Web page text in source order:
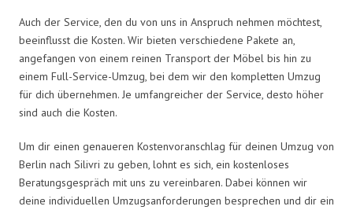
Auch der Service, den du von uns in Anspruch nehmen möchtest,
beeinflusst die Kosten. Wir bieten verschiedene Pakete an,
angefangen von einem reinen Transport der Möbel bis hin zu
einem Full-Service-Umzug, bei dem wir den kompletten Umzug
für dich übernehmen. Je umfangreicher der Service, desto höher
sind auch die Kosten.
Um dir einen genaueren Kostenvoranschlag für deinen Umzug von
Berlin nach Silivri zu geben, lohnt es sich, ein kostenloses
Beratungsgespräch mit uns zu vereinbaren. Dabei können wir
deine individuellen Umzugsanforderungen besprechen und dir ein